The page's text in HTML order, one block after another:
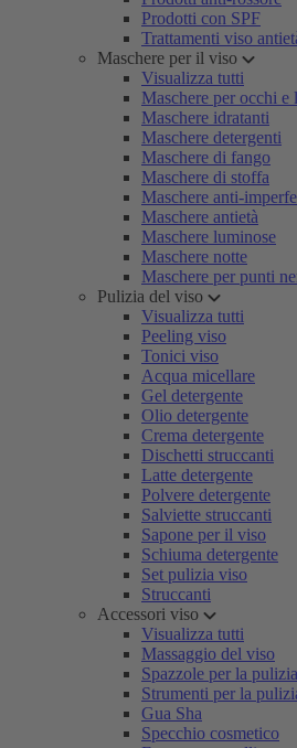
Prodotti con SPF
Trattamenti viso
Maschere per il viso
Visualizza tutti
Maschere per occhi e
Maschere idratanti
Maschere detergenti
Maschere di fango
Maschere di stoffa
Maschere anti-
Maschere antietà
Maschere luminose
Maschere notte
Maschere per punti
Pulizia del viso
Visualizza tutti
Peeling viso
Tonici viso
Acqua micellare
Gel detergente
Olio detergente
Crema detergente
Dischetti struccanti
Latte detergente
Polvere detergente
Salviette struccanti
Sapone per il viso
Schiuma detergente
Set pulizia viso
Struccanti
Accessori viso
Visualizza tutti
Massaggio del viso
Spazzole per la
Strumenti per la
Gua Sha
Specchio cosmetico